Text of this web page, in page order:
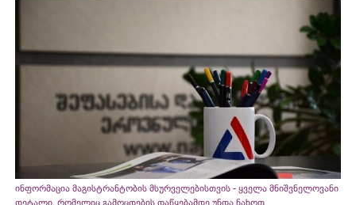
ინფორმაცია მაგისტრანტობის მსურველებისთვის - ყველა მნიშვნელოვანი
დეტალი, რომელიც გამოცდების დაწყებამდე უნდა ნახოთ